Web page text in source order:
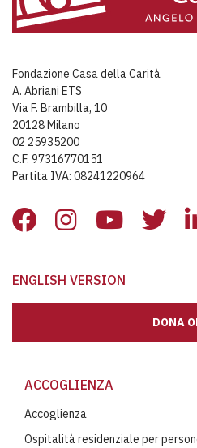
Fondazione Casa della Carità
A. Abriani ETS
Via F. Brambilla, 10
20128 Milano
02 25935200
C.F. 97316770151
Partita IVA: 08241220964
ENGLISH VERSION
DONA
ACCOGLIENZA
Accoglienza
Ospitalità residenziale per